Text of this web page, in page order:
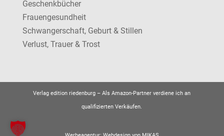
Geschenkbücher
Frauengesundheit
Schwangerschaft, Geburt & Stillen
Verlust, Trauer & Trost
Verlag edition riedenburg –Als Amazon-Partner verdiene ich an
qualifizierten Verkäufen.